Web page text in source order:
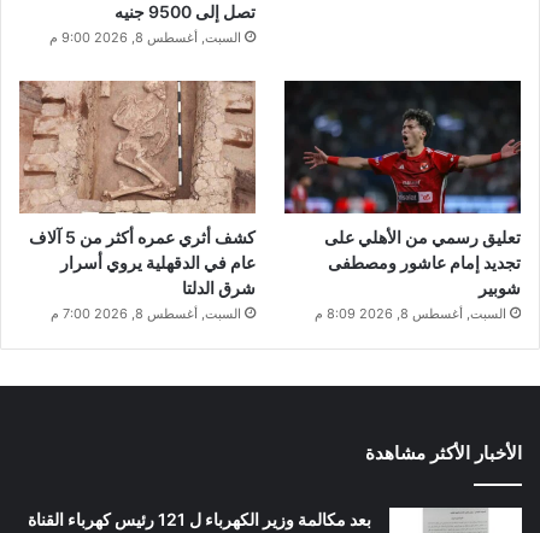
تصل إلى 9500 جنيه
السبت, أغسطس 8, 2026 9:00 م
تعليق رسمي من الأهلي على
تجديد إمام عاشور ومصطفى
شوبير
السبت, أغسطس 8, 2026 8:09 م
كشف أثري عمره أكثر من 5 آلاف
عام في الدقهلية يروي أسرار
شرق الدلتا
السبت, أغسطس 8, 2026 7:00 م
الأخبار الأكثر مشاهدة
بعد مكالمة وزير الكهرباء ل 121 رئيس كهرباء القناة